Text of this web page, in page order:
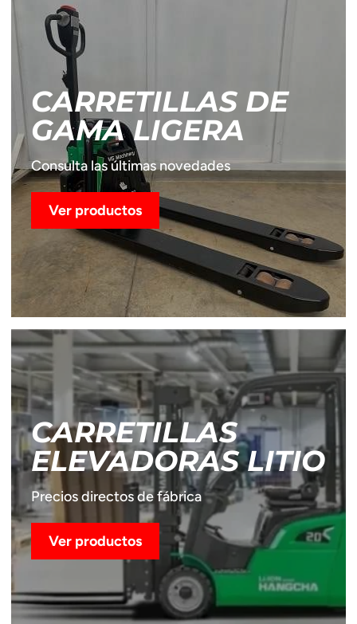
CARRETILLAS DE
GAMA LIGERA
Consulta las últimas novedades
Ver productos
CARRETILLAS
ELEVADORAS LITIO
Precios directos de fábrica
Ver productos